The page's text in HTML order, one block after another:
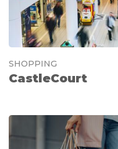
SHOPPING
CastleCourt